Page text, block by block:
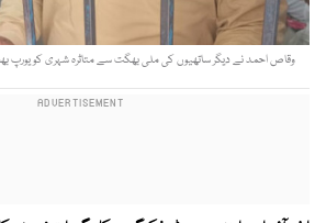
وقاص احمد نے دیگر ساتھیوں کی ملی بھگت سے متاثرہ شہری کو یورپ